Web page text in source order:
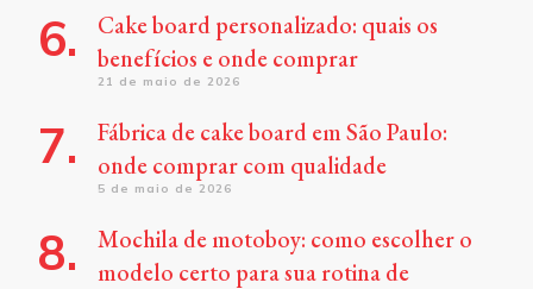
Cake board personalizado: quais os
benefícios e onde comprar
21 de maio de 2026
Fábrica de cake board em São Paulo:
onde comprar com qualidade
5 de maio de 2026
Mochila de motoboy: como escolher o
modelo certo para sua rotina de